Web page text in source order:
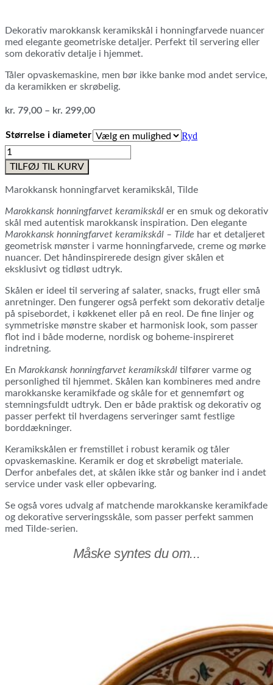
Dekorativ marokkansk keramikskål i honningfarvede nuancer
med elegante geometriske detaljer. Perfekt til servering eller
som dekorativ detalje i hjemmet.
Tåler opvaskemaskine, men bør ikke banke mod andet service,
da keramikken er skrøbelig.
kr. 79,00 – kr. 299,00Prisinterval:
til
kr. 299,00
Størrelse i diameter
Ryd
Marokkansk
honningfarvet
keramikskål,
antal
TILFØJ TIL KURV
Marokkansk honningfarvet keramikskål, Tilde
Marokkansk honningfarvet keramikskål er en smuk og dekorativ
skål med autentisk marokkansk inspiration. Den elegante
Marokkansk honningfarvet keramikskål – Tilde har et detaljeret
geometrisk mønster i varme honningfarvede, creme og mørke
nuancer. Det håndinspirerede design giver skålen et
eksklusivt og tidløst udtryk.
Skålen er ideel til servering af salater, snacks, frugt eller små
anretninger. Den fungerer også perfekt som dekorativ detalje
på spisebordet, i køkkenet eller på en reol. De fine linjer og
symmetriske mønstre skaber et harmonisk look, som passer
flot ind i både moderne, nordisk og boheme-inspireret
indretning.
En Marokkansk honningfarvet keramikskål tilfører varme og
personlighed til hjemmet. Skålen kan kombineres med andre
marokkanske keramikfade og skåle for et gennemført og
stemningsfuldt udtryk. Den er både praktisk og dekorativ og
passer perfekt til hverdagens serveringer samt festlige
borddækninger.
Keramikskålen er fremstillet i robust keramik og tåler
opvaskemaskine. Keramik er dog et skrøbeligt materiale.
Derfor anbefales det, at skålen ikke står og banker ind i andet
service under vask eller opbevaring.
Se også vores udvalg af matchende marokkanske keramikfade
og dekorative serveringsskåle, som passer perfekt sammen
med Tilde-serien.
Måske syntes du om...